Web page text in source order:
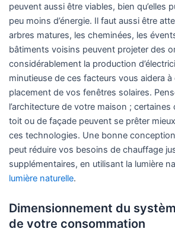
peuvent aussi être viables, bien qu’elles
peu moins d’énergie. Il faut aussi être
arbres matures, les cheminées, les
bâtiments voisins peuvent projeter des
considérablement la production
minutieuse de ces facteurs vous aidera à
placement de vos fenêtres solaires.
l’architecture de votre maison ;
toit ou de façade peuvent se prêter
ces technologies. Une bonne
peut réduire vos besoins de chauffage
supplémentaires, en utilisant la lumière
lumière naturelle.
Dimensionnement du
de votre consommation